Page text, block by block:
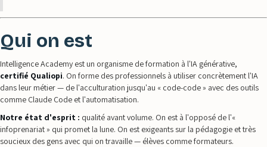
Qui on est
Intelligence Academy est un organisme de formation à l'IA générative,
certifié Qualiopi. On forme des professionnels à utiliser concrètement l'IA
dans leur métier — de l'acculturation jusqu'au « code-code » avec des outils
comme Claude Code et l'automatisation.
Notre état d'esprit : qualité avant volume. On est à l'opposé de l'«
infoprenariat » qui promet la lune. On est exigeants sur la pédagogie et très
soucieux des gens avec qui on travaille — élèves comme formateurs.